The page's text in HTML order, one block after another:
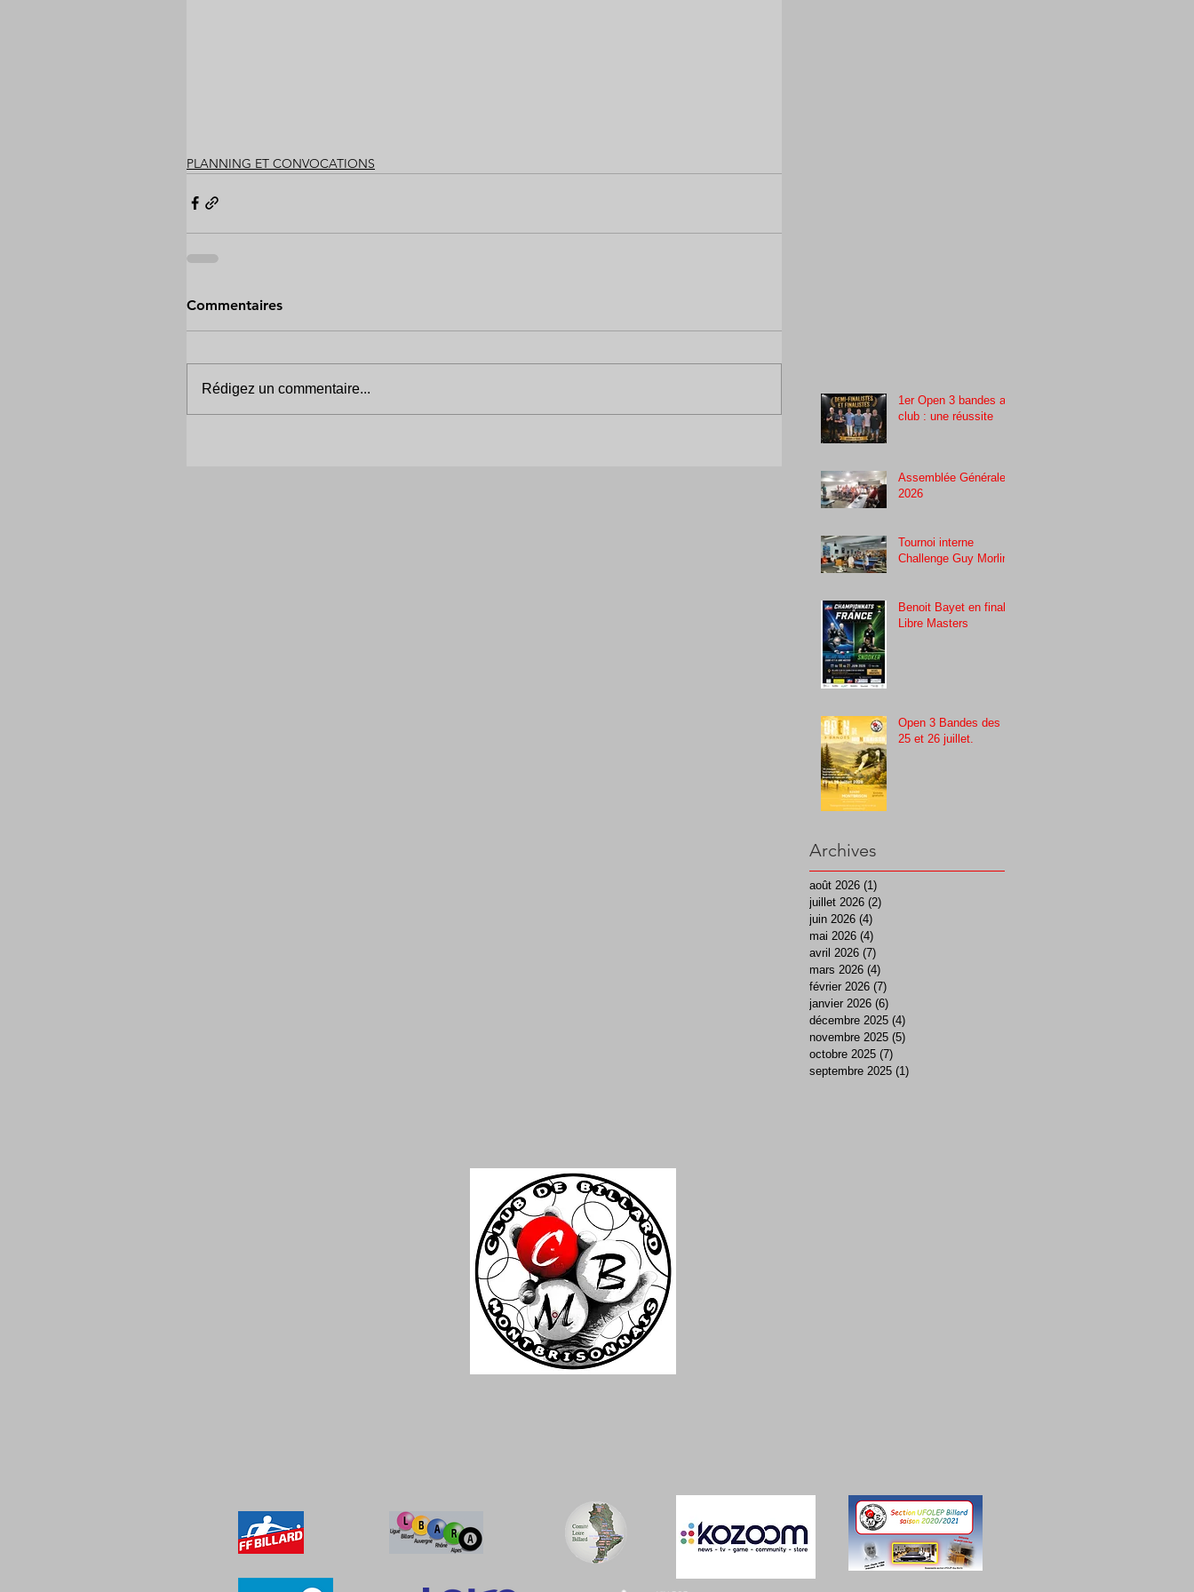
PLANNING ET CONVOCATIONS
Commentaires
Rédigez un commentaire...
1er Open 3 bandes au
club : une réussite
Assemblée Générale
2026
Tournoi interne
Challenge Guy Morlin
Benoit Bayet en finale
Libre Masters
Open 3 Bandes des
25 et 26 juillet.
Archives
août 2026 (1)
juillet 2026 (2)
juin 2026 (4)
mai 2026 (4)
avril 2026 (7)
mars 2026 (4)
février 2026 (7)
janvier 2026 (6)
décembre 2025 (4)
novembre 2025 (5)
octobre 2025 (7)
septembre 2025 (1)